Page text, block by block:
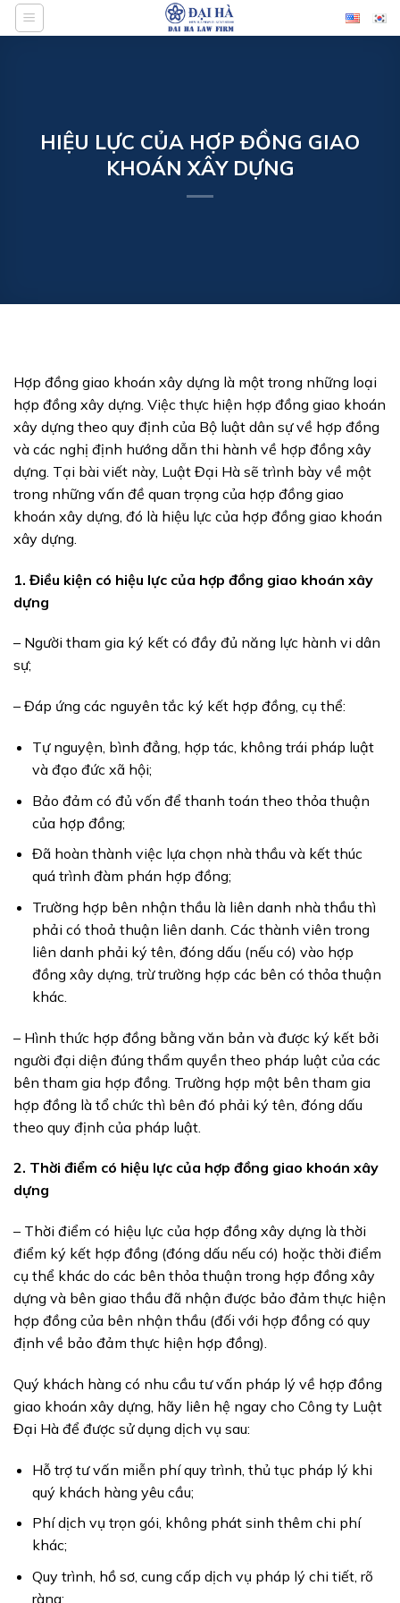
Bỏ
qua
HIỆU LỰC CỦA HỢP ĐỒNG GIAO
KHOÁN XÂY DỰNG
Hợp đồng giao khoán xây dựng là một trong những loại
hợp đồng xây dựng. Việc thực hiện hợp đồng giao khoán
xây dựng theo quy định của Bộ luật dân sự về hợp đồng
và các nghị định hướng dẫn thi hành về hợp đồng xây
dựng. Tại bài viết này, Luật Đại Hà sẽ trình bày về một
trong những vấn đề quan trọng của hợp đồng giao
khoán xây dựng, đó là hiệu lực của hợp đồng giao khoán
xây dựng.
1. Điều kiện có hiệu lực của hợp đồng giao khoán xây
dựng
– Người tham gia ký kết có đầy đủ năng lực hành vi dân
sự;
– Đáp ứng các nguyên tắc ký kết hợp đồng, cụ thể:
Tự nguyện, bình đẳng, hợp tác, không trái pháp luật
và đạo đức xã hội;
Bảo đảm có đủ vốn để thanh toán theo thỏa thuận
của hợp đồng;
Đã hoàn thành việc lựa chọn nhà thầu và kết thúc
quá trình đàm phán hợp đồng;
Trường hợp bên nhận thầu là liên danh nhà thầu thì
phải có thoả thuận liên danh. Các thành viên trong
liên danh phải ký tên, đóng dấu (nếu có) vào hợp
đồng xây dựng, trừ trường hợp các bên có thỏa thuận
khác.
– Hình thức hợp đồng bằng văn bản và được ký kết bởi
người đại diện đúng thẩm quyền theo pháp luật của các
bên tham gia hợp đồng. Trường hợp một bên tham gia
hợp đồng là tổ chức thì bên đó phải ký tên, đóng dấu
theo quy định của pháp luật.
2. Thời điểm có hiệu lực của hợp đồng giao khoán xây
dựng
– Thời điểm có hiệu lực của hợp đồng xây dựng là thời
điểm ký kết hợp đồng (đóng dấu nếu có) hoặc thời điểm
cụ thể khác do các bên thỏa thuận trong hợp đồng xây
dựng và bên giao thầu đã nhận được bảo đảm thực hiện
hợp đồng của bên nhận thầu (đối với hợp đồng có quy
định về bảo đảm thực hiện hợp đồng).
Quý khách hàng có nhu cầu tư vấn pháp lý về hợp đồng
giao khoán xây dựng, hãy liên hệ ngay cho Công ty Luật
Đại Hà để được sử dụng dịch vụ sau:
Hỗ trợ tư vấn miễn phí quy trình, thủ tục pháp lý khi
quý khách hàng yêu cầu;
Phí dịch vụ trọn gói, không phát sinh thêm chi phí
khác;
Quy trình, hồ sơ, cung cấp dịch vụ pháp lý chi tiết, rõ
ràng;